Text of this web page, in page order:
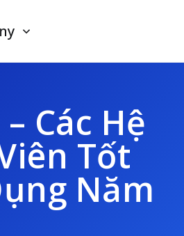
Các Hệ
Tốt
Năm